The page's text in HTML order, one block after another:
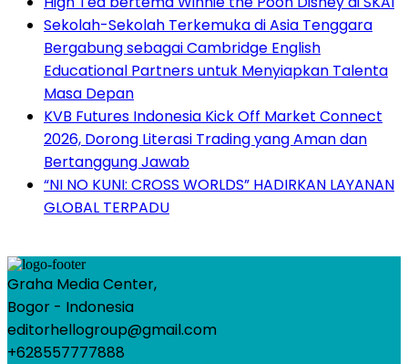
Sekolah-Sekolah Terkemuka di Asia Tenggara
Bergabung sebagai Cambridge English
Educational Partners untuk Menyiapkan Talenta
Masa Depan
KVB Futures Indonesia Kick Off Market Connect
2026, Dorong Literasi Trading yang Aman dan
Bertanggung Jawab
“NI NO KUNI: CROSS WORLDS” HADIRKAN LAYANAN
GLOBAL TERPADU
Graha Media Center,
Bogor - Indonesia
editorhellogroup@gmail.com
+628557777888